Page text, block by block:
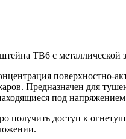
ТВ6 с металлической
поверхностно-
Предназначен для
под
получить доступ к